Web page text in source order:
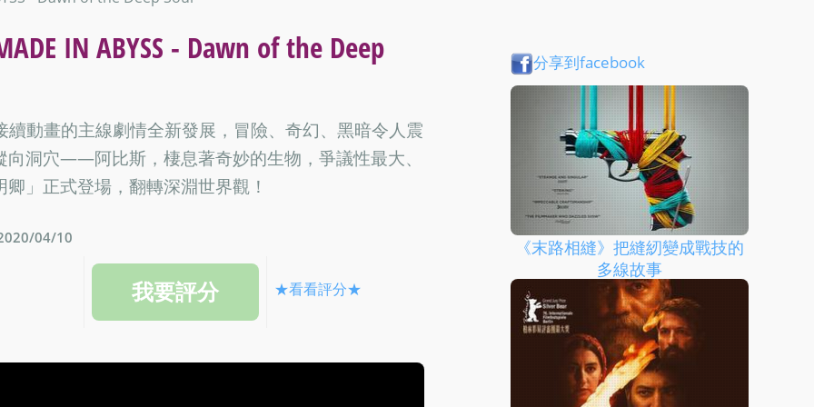
IN ABYSS - Dawn of the Deep
續動畫的主線劇情全新發展，冒險、奇幻、黑暗令人震
向洞穴——阿比斯，棲息著奇妙的生物，爭議性最大、
」正式登場，翻轉深淵世界觀！
04/10
★看看評分★
分享到facebook
《末路相縫》把縫紉變成戰技的
多線故事